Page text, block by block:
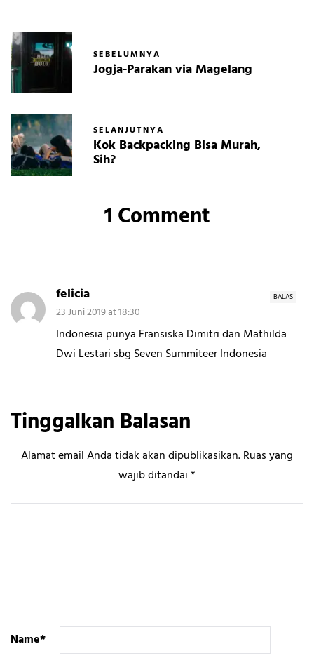
SEBELUMNYA
Jogja-Parakan via Magelang
SELANJUTNYA
Kok Backpacking Bisa Murah,
Sih?
1 Comment
BALAS
felicia
23 Juni 2019 at 18:30
Indonesia punya Fransiska Dimitri dan Mathilda
Dwi Lestari sbg Seven Summiteer Indonesia
Tinggalkan Balasan
Alamat email Anda tidak akan dipublikasikan.Ruas yang
wajib ditandai*
Name*